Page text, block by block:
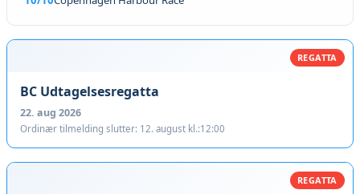
REGATTA
BC Udtagelsesregatta
22. aug 2026
Ordinær tilmelding slutter: 12. august kl.:12:00
REGATTA